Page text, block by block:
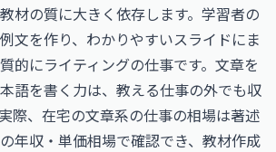
材の質に大きく依存します。学習者の
文を作り、わかりやすいスライドにま
的にライティングの仕事です。文章を
語を書く力は、教える仕事の外でも収
際、在宅の文章系の仕事の相場は著述
年収・単価相場で確認でき、教材作成